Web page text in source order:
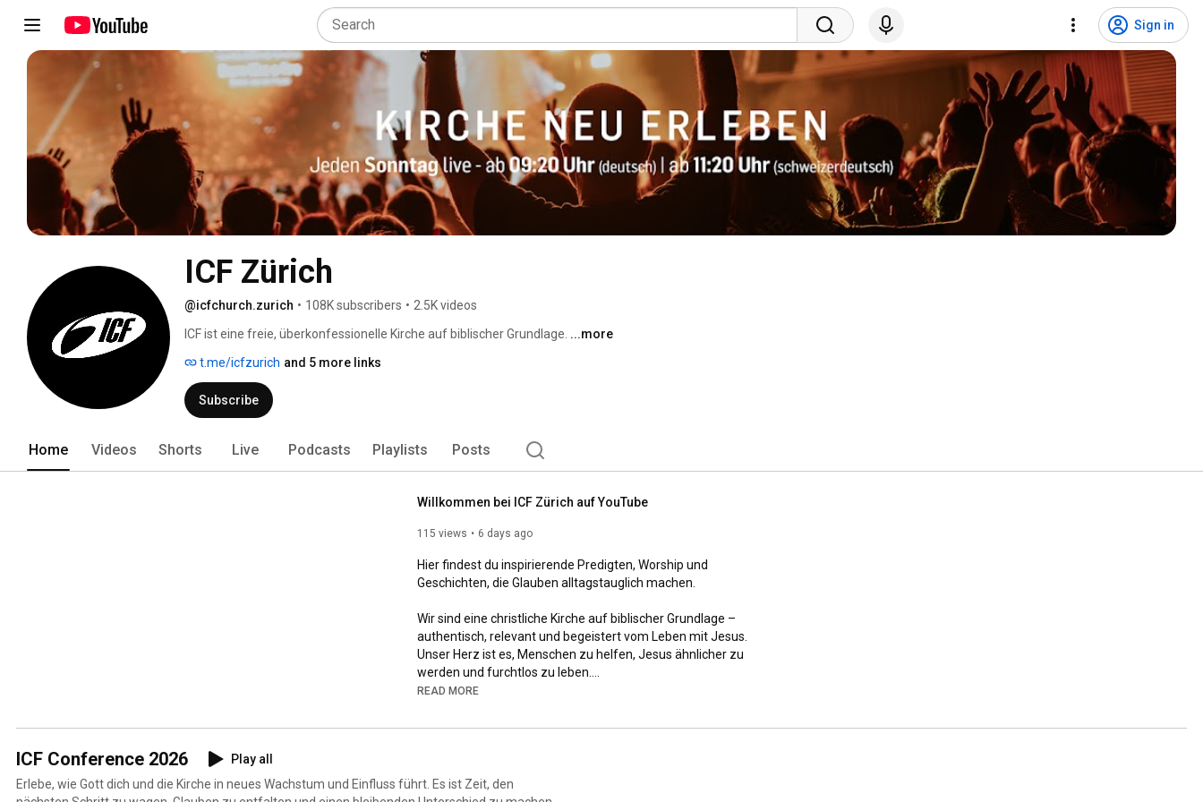
Sign in
ICF Zürich
@icfchurch.zurich • 108K subscribers • 2.5K videos
ICF ist eine freie, überkonfessionelle Kirche auf biblischer Grundlage. ...more
t.me/icfzurich and 5 more links
Subscribe
Home Videos Shorts Live Podcasts Playlists Posts
Willkommen bei ICF Zürich auf YouTube
115 views 6 days ago
Hier findest du inspirierende Predigten, Worship und
Geschichten, die Glauben alltagstauglich machen.
Wir sind eine christliche Kirche auf biblischer Grundlage –
authentisch, relevant und begeistert vom Leben mit Jesus.
Unser Herz ist es, Menschen zu helfen, Jesus ähnlicher zu
werden und furchtlos zu leben.
https://icf.ch/youtube
Um ICF zu unterstützen weiterhin lokal und global relevante
READ MORE
ICF Conference 2026
Play all
Erlebe, wie Gott dich und die Kirche in neues Wachstum und Einfluss führt. Es ist Zeit, den